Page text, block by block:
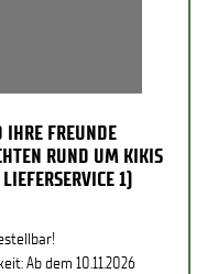
FREUNDE
RUND UM KIKIS
1)
Ab dem 10.11.2026